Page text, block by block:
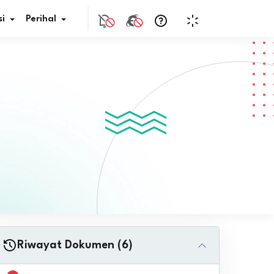
JDIH
Perihal
Riwayat Dokumen (6)